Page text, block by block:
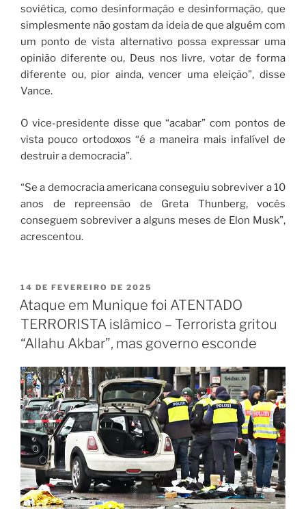
soviética, como desinformação e desinformação, que
simplesmente não gostam da ideia de que alguém com
um ponto de vista alternativo possa expressar uma
opinião diferente ou, Deus nos livre, votar de forma
diferente ou, pior ainda, vencer uma eleição”, disse
Vance.
O vice-presidente disse que “acabar” com pontos de
vista pouco ortodoxos “é a maneira mais infalível de
destruir a democracia”.
“Se a democracia americana conseguiu sobreviver a 10
anos de repreensão de Greta Thunberg, vocês
conseguem sobreviver a alguns meses de Elon Musk”,
acrescentou.
14 DE FEVEREIRO DE 2025
Ataque em Munique foi ATENTADO
TERRORISTA islâmico – Terrorista gritou
“Allahu Akbar”, mas governo esconde